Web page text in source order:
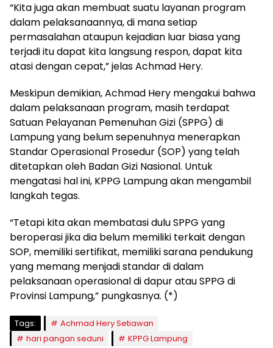
“Kita juga akan membuat suatu layanan program
dalam pelaksanaannya, di mana setiap
permasalahan ataupun kejadian luar biasa yang
terjadi itu dapat kita langsung respon, dapat kita
atasi dengan cepat,” jelas Achmad Hery.
Meskipun demikian, Achmad Hery mengakui bahwa
dalam pelaksanaan program, masih terdapat
Satuan Pelayanan Pemenuhan Gizi (SPPG) di
Lampung yang belum sepenuhnya menerapkan
Standar Operasional Prosedur (SOP) yang telah
ditetapkan oleh Badan Gizi Nasional. Untuk
mengatasi hal ini, KPPG Lampung akan mengambil
langkah tegas.
“Tetapi kita akan membatasi dulu SPPG yang
beroperasi jika dia belum memiliki terkait dengan
SOP, memiliki sertifikat, memiliki sarana pendukung
yang memang menjadi standar di dalam
pelaksanaan operasional di dapur atau SPPG di
Provinsi Lampung,” pungkasnya. (*)
Tags:
Achmad Hery Setiawan
hari pangan seduni
KPPG Lampung